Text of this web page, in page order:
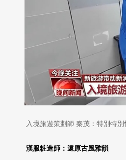
入境旅遊策劃師 秦茂：特別特
漢服粧造師：還原古風雅韻